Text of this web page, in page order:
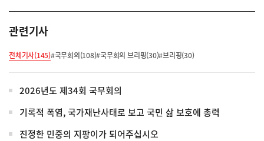
관련기사
전체기사(145)#국무회의(108)#국무회의 브리핑(30)#브리핑(30)
2026년도 제34회 국무회의
기록적 폭염, 국가재난사태로 보고 국민 삶 보호에 총력
진정한 민중의 지팡이가 되어주십시오